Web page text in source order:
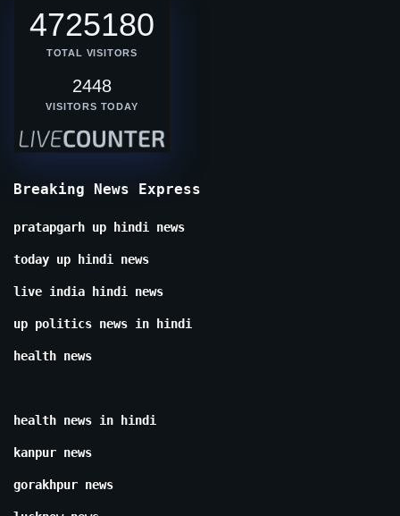
4725180
TOTAL VISITORS
2448
VISITORS TODAY
Breaking News Express
pratapgarh up hindi news
today up hindi news
live india hindi news
up politics news in hindi
health news
health news in hindi
kanpur news
gorakhpur news